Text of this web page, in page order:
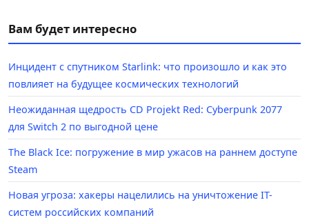
Вам будет интересно
Инцидент с спутником Starlink: что произошло и как это
повлияет на будущее космических технологий
Неожиданная щедрость CD Projekt Red: Cyberpunk 2077
для Switch 2 по выгодной цене
The Black Ice: погружение в мир ужасов на раннем доступе
Steam
Новая угроза: хакеры нацелились на уничтожение IT-
систем российских компаний